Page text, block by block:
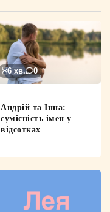
6 хв. 0
Андрій та Інна:
сумісність імен у
відсотках